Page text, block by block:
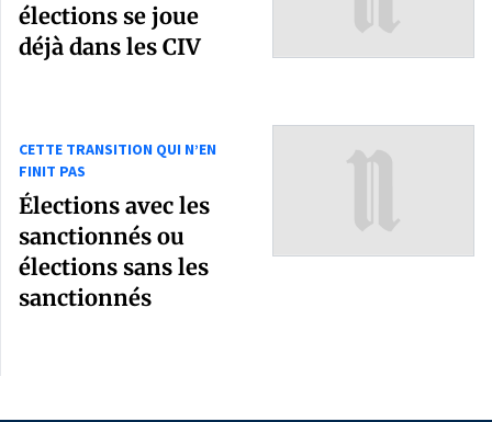
élections se joue
déjà dans les CIV
CETTE TRANSITION QUI N’EN
FINIT PAS
Élections avec les
sanctionnés ou
élections sans les
sanctionnés